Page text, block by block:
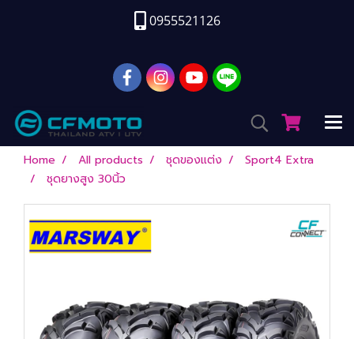
0955521126
Home All products ชุดของแต่ง
Sport4 Extra
ชุดยางสูง 30นิ้ว